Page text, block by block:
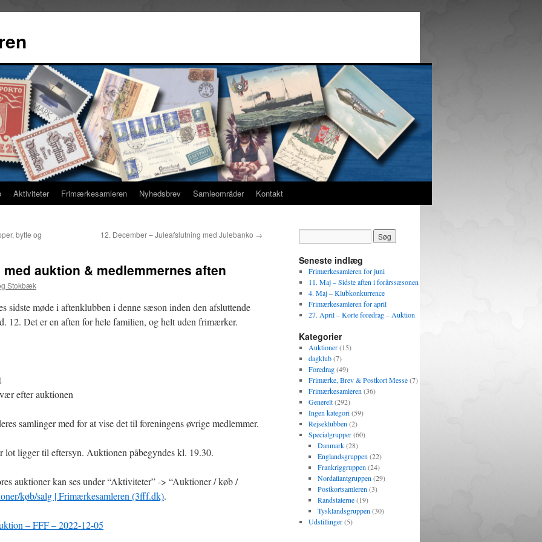
Aktiviteter Frimærkesamleren Nyhedsbrev Samleområder Kontakt
bytte og
12. December – Juleafslutning med Julebanko →
med auktion & medlemmernes aften
Stokbæk
sidste møde i aftenklubben i denne sæson inden den afsluttende
12. Det er en aften for hele familien, og helt uden frimærker.
efter auktionen
samlinger med for at vise det til foreningens øvrige medlemmer.
lot ligger til eftersyn. Auktionen påbegyndes kl. 19.30.
auktioner kan ses under “Aktiviteter” -> “Auktioner / køb /
køb/salg | Frimærkesamleren (3fff.dk).
– FFF – 2022-12-05
Seneste indlæg
Frimærkesamleren for juni
11. Maj – Sidste aften i forårssæsonen
4. Maj – Klubkonkurrence
Frimærkesamleren for april
27. April – Korte foredrag – Auktion
Kategorier
Auktioner(15)
dagklub(7)
Foredrag(49)
Frimærke, Brev & Postkort Messe(7)
Frimærkesamleren (36)
Generelt(292)
Ingen kategori(59)
Rejseklubben (2)
Specialgrupper(60)
Danmark(28)
Englandsgruppen (22)
Frankriggruppen (24)
Nordatlantgruppen (29)
Postkortsamleren (3)
Randstaterne(19)
Tysklandsgruppen (30)
Udstillinger(5)